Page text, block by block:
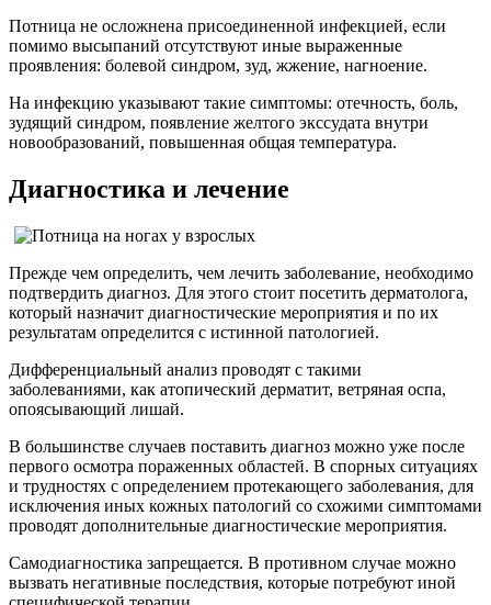
Потница не осложнена присоединенной инфекцией, если
помимо высыпаний отсутствуют иные выраженные
проявления: болевой синдром, зуд, жжение, нагноение.
На инфекцию указывают такие симптомы: отечность, боль,
зудящий синдром, появление желтого экссудата внутри
новообразований, повышенная общая температура.
Диагностика и лечение
Прежде чем определить, чем лечить заболевание, необходимо
подтвердить диагноз. Для этого стоит посетить дерматолога,
который назначит диагностические мероприятия и по их
результатам определится с истинной патологией.
Дифференциальный анализ проводят с такими
заболеваниями, как атопический дерматит, ветряная оспа,
опоясывающий лишай.
В большинстве случаев поставить диагноз можно уже после
первого осмотра пораженных областей. В спорных ситуациях
и трудностях с определением протекающего заболевания, для
исключения иных кожных патологий со схожими симптомами
проводят дополнительные диагностические мероприятия.
Самодиагностика запрещается. В противном случае можно
вызвать негативные последствия, которые потребуют иной